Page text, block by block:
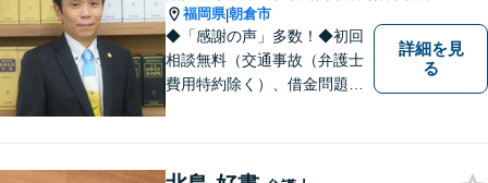
福岡県|朝倉市
◆「感謝の声」多数！◆初回
相談無料（交通事故（弁護士
費用特約除く）、借金問題、
詳細を見
る